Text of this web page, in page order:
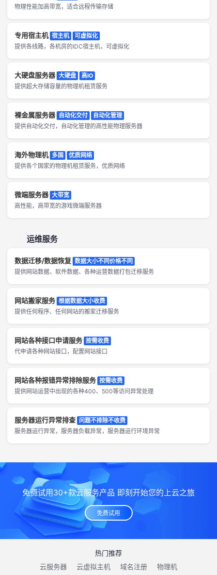
物理性能加高带宽，适合远程传输存储
专用宿主机 宿主机
可虚拟化
提供各线路，各机房的IDC宿主机，可虚拟化
大硬盘服务器 大硬盘
高IO
提供超大存储容量的物理机租赁服务
裸金属服务器 自动化交付
自动化管理
提供自动化交付，自动化管理的高性能物理服务器
海外物理机 多国
优质网络
提供各个国家的物理机租赁服务，优质网络
微端服务器 大带宽
高性能，高带宽的游戏微端服务器
运维服务
数据迁移/数据恢复 数据大小不同价格不同
提供网站数据、软件数据、各种运营数据打包迁移服务
网站搬家服务 根据数据大小收费
提供任何程序、任何网站的搬家迁移服务
网站各种接口申请服务 按需收费
代申请各种网站接口，配置网站接口
网站各种报错异常排除服务 按需收费
提供网站运营中出现的各种400、500等访问异常处理
服务器运行异常排查 问题不排除不收费
服务器运行异常，服务器负载异常，服务器运行环境异常
免费试用30+款云服务产品 即刻开始您的上云之旅
免费试用
热门推荐
云服务器
云虚拟主机 域名注册 物理机